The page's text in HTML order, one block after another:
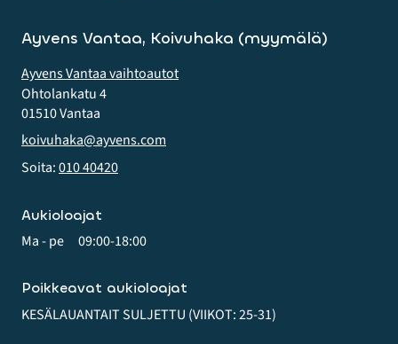
Ayvens Vantaa, Koivuhaka (myymälä)
Ayvens Vantaa vaihtoautot
Ohtolankatu 4
01510 Vantaa
koivuhaka@ayvens.com
Soita:010 40420
Aukioloajat
Ma - pe 09:00-18:00
Poikkeavat aukioloajat
KESÄLAUANTAIT SULJETTU (VIIKOT: 25-31)